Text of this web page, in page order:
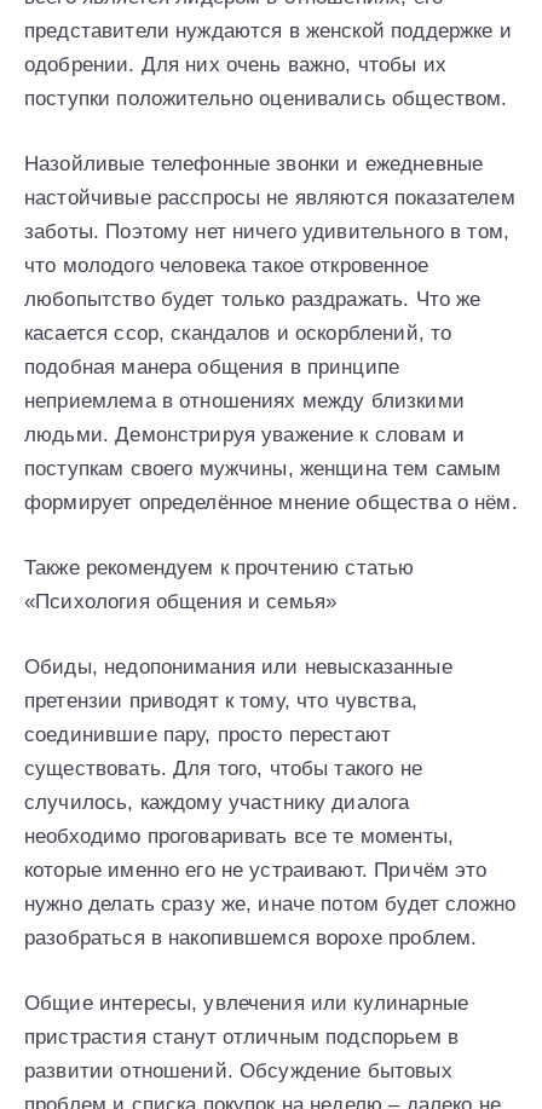
представители нуждаются в женской поддержке и
одобрении. Для них очень важно, чтобы их
поступки положительно оценивались обществом.
Назойливые телефонные звонки и ежедневные
настойчивые расспросы не являются показателем
заботы. Поэтому нет ничего удивительного в том,
что молодого человека такое откровенное
любопытство будет только раздражать. Что же
касается ссор, скандалов и оскорблений, то
подобная манера общения в принципе
неприемлема в отношениях между близкими
людьми. Демонстрируя уважение к словам и
поступкам своего мужчины, женщина тем самым
формирует определённое мнение общества о нём.
Также рекомендуем к прочтению статью
«Психология общения и семья»
Обиды, недопонимания или невысказанные
претензии приводят к тому, что чувства,
соединившие пару, просто перестают
существовать. Для того, чтобы такого не
случилось, каждому участнику диалога
необходимо проговаривать все те моменты,
которые именно его не устраивают. Причём это
нужно делать сразу же, иначе потом будет сложно
разобраться в накопившемся ворохе проблем.
Общие интересы, увлечения или кулинарные
пристрастия станут отличным подспорьем в
развитии отношений. Обсуждение бытовых
проблем и списка покупок на неделю – далеко не